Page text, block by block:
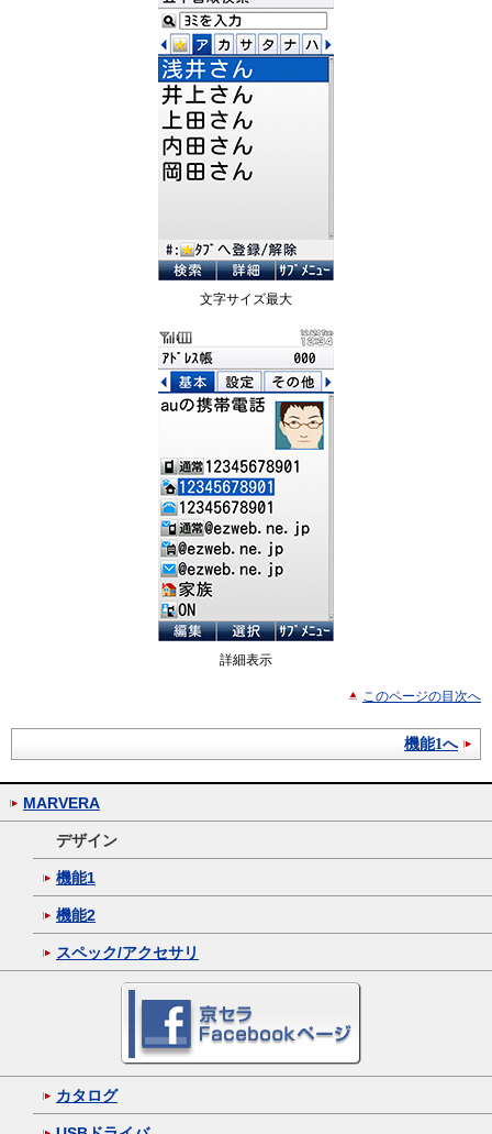
文字サイズ最大
詳細表示
このページの目次へ
機能1へ
MARVERA
デザイン
機能1
機能2
スペック/アクセサリ
カタログ